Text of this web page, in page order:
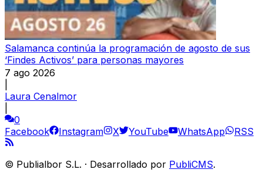
Salamanca continúa la programación de agosto de sus
‘Findes Activos’ para personas mayores
7 ago 2026
Laura Cenalmor
0
Facebook
Instagram X YouTube WhatsApp RSS
© Publialbor S.L. · Desarrollado por PubliCMS.